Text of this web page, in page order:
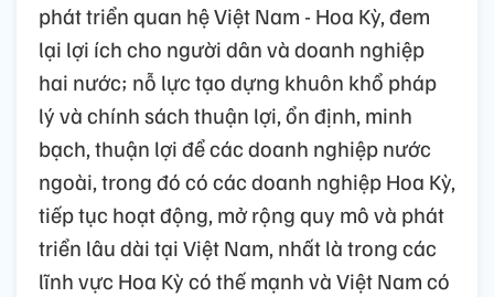
phát triển quan hệ Việt Nam - Hoa Kỳ, đem
lại lợi ích cho người dân và doanh nghiệp
hai nước; nỗ lực tạo dựng khuôn khổ pháp
lý và chính sách thuận lợi, ổn định, minh
bạch, thuận lợi để các doanh nghiệp nước
ngoài, trong đó có các doanh nghiệp Hoa Kỳ,
tiếp tục hoạt động, mở rộng quy mô và phát
triển lâu dài tại Việt Nam, nhất là trong các
lĩnh vực Hoa Kỳ có thế mạnh và Việt Nam có